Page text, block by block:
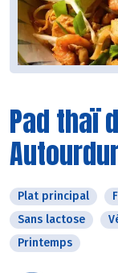
Pad thaï
Plat principal
Sans lactose
Printemps